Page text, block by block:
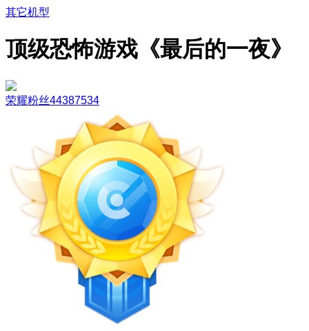
其它机型
顶级恐怖游戏《最后的一夜》
荣耀粉丝44387534